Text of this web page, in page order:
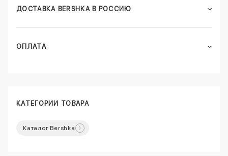
ДОСТАВКА BERSHKA В РОССИЮ
ОПЛАТА
КАТЕГОРИИ ТОВАРА
Каталог Bershka